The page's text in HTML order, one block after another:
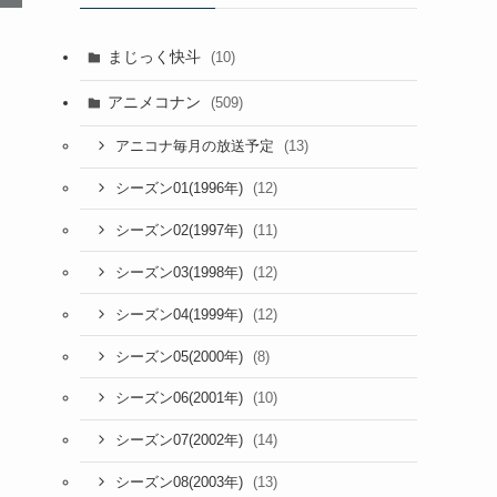
まじっく快斗 (10)
アニメコナン (509)
アニコナ毎月の放送予定 (13)
シーズン01(1996年) (12)
シーズン02(1997年) (11)
シーズン03(1998年) (12)
シーズン04(1999年) (12)
シーズン05(2000年) (8)
シーズン06(2001年) (10)
シーズン07(2002年) (14)
シーズン08(2003年) (13)